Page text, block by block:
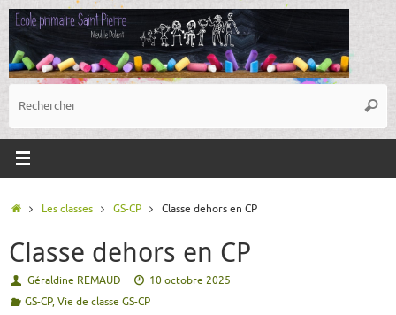
Passer
contenu
:
AccueilLes classes GS-CP Classe dehors en CP
Classe dehors en CP
Géraldine REMAUD
10 octobre 2025
GS-CP,Vie de classe GS-CP